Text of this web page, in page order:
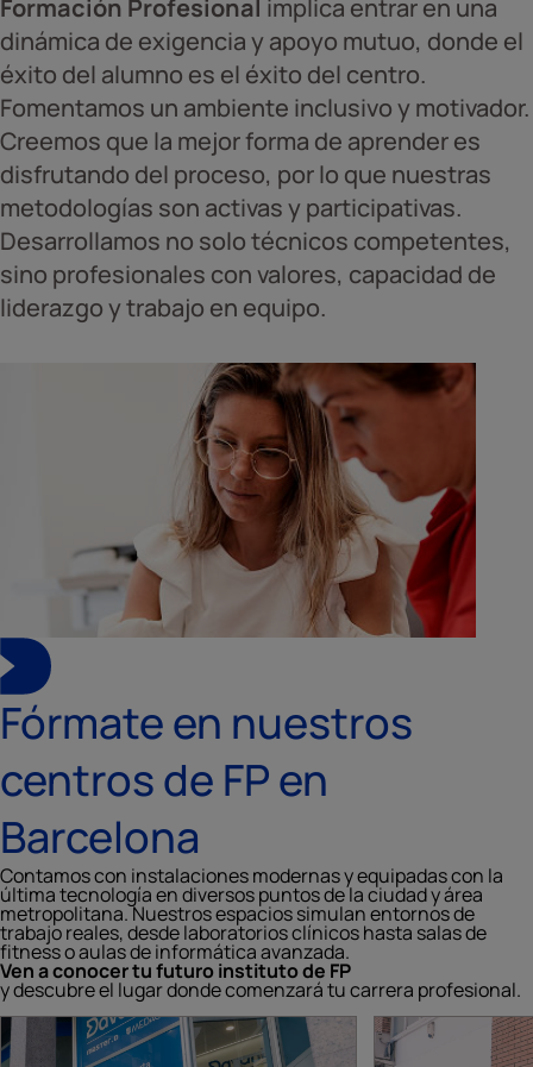
Formación Profesional implica entrar en una
dinámica de exigencia y apoyo mutuo, donde el
éxito del alumno es el éxito del centro.
Fomentamos un ambiente inclusivo y motivador.
Creemos que la mejor forma de aprender es
disfrutando del proceso, por lo que nuestras
metodologías son activas y participativas.
Desarrollamos no solo técnicos competentes,
sino profesionales con valores, capacidad de
liderazgo y trabajo en equipo.
Fórmate en nuestros
centros de FP en
Barcelona
Contamos con instalaciones modernas y equipadas con la
última tecnología en diversos puntos de la ciudad y área
metropolitana. Nuestros espacios simulan entornos de
trabajo reales, desde laboratorios clínicos hasta salas de
fitness o aulas de informática avanzada.
Ven a conocer tu futuro instituto de FP
y descubre el lugar donde comenzará tu carrera profesional.